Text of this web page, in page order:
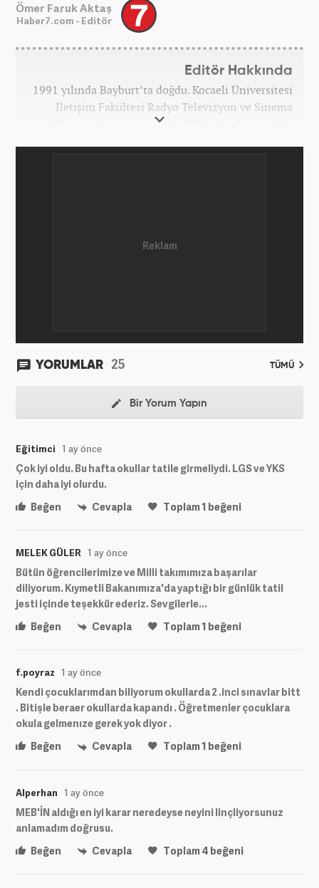
Ömer Faruk Aktaş
Haber7.com - Editör
Editör Hakkında
1991 yılında Bayburt’ta doğdu. Kocaeli Üniversitesi
İletişim Fakültesi Radyo Televizyon ve Sinema
bölümünden mezun oldu. 2016 yılında Anadolu
YORUMLAR 25 TÜMÜ
Bir Yorum Yapın
Eğitimci 1 ay önce
Çok iyi oldu. Bu hafta okullar tatile girmeliydi. LGS ve YKS
için daha iyi olurdu.
Beğen
Cevapla Toplam1 beğeni
MELEK GÜLER 1 ay önce
Bütün öğrencilerimize ve Milli takımımıza başarılar
diliyorum. Kıymetli Bakanımıza'da yaptığı bir günlük tatil
jesti içinde teşekkür ederiz. Sevgilerle...
Beğen
Cevapla Toplam1 beğeni
f.poyraz 1 ay önce
Kendi çocuklarımdan biliyorum okullarda 2 .inci sınavlar bitt
. Bitişle beraer okullarda kapandı . Öğretmenler çocuklara
okula gelmenıze gerek yok diyor .
Beğen
Cevapla Toplam1 beğeni
Alperhan 1 ay önce
MEB'İN aldığı en iyi karar neredeyse neyini linçliyorsunuz
anlamadım doğrusu.
Beğen
Cevapla Toplam4 beğeni